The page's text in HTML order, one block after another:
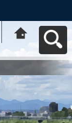
動応援ｻｲﾄ はち
コミねっとへ戻